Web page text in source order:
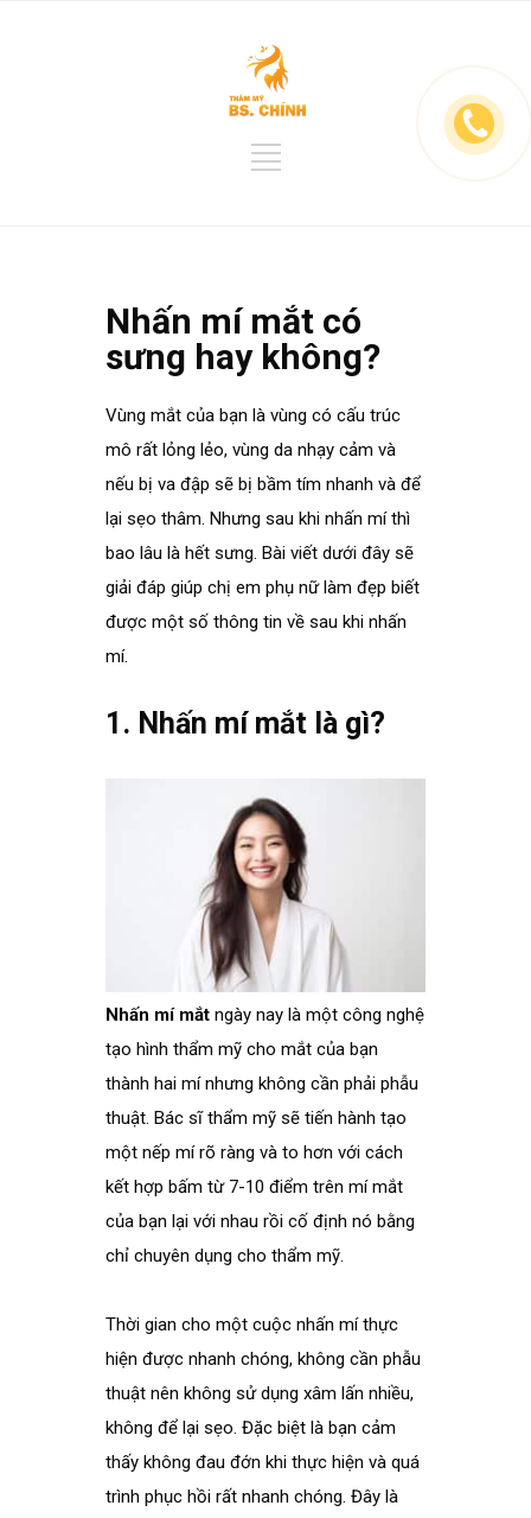
Nhấn mí mắt có
sưng hay không?
Vùng mắt của bạn là vùng có cấu trúc
mô rất lỏng lẻo, vùng da nhạy cảm và
nếu bị va đập sẽ bị bầm tím nhanh và để
lại sẹo thâm. Nhưng sau khi nhấn mí thì
bao lâu là hết sưng. Bài viết dưới đây sẽ
giải đáp giúp chị em phụ nữ làm đẹp biết
được một số thông tin về sau khi nhấn
mí.
1. Nhấn mí mắt là gì?
Nhấn mí mắt ngày nay là một công nghệ
tạo hình thẩm mỹ cho mắt của bạn
thành hai mí nhưng không cần phải phẫu
thuật. Bác sĩ thẩm mỹ sẽ tiến hành tạo
một nếp mí rõ ràng và to hơn với cách
kết hợp bấm từ 7-10 điểm trên mí mắt
của bạn lại với nhau rồi cố định nó bằng
chỉ chuyên dụng cho thẩm mỹ.
Thời gian cho một cuộc nhấn mí thực
hiện được nhanh chóng, không cần phẫu
thuật nên không sử dụng xâm lấn nhiều,
không để lại sẹo. Đặc biệt là bạn cảm
thấy không đau đớn khi thực hiện và quá
trình phục hồi rất nhanh chóng. Đây là